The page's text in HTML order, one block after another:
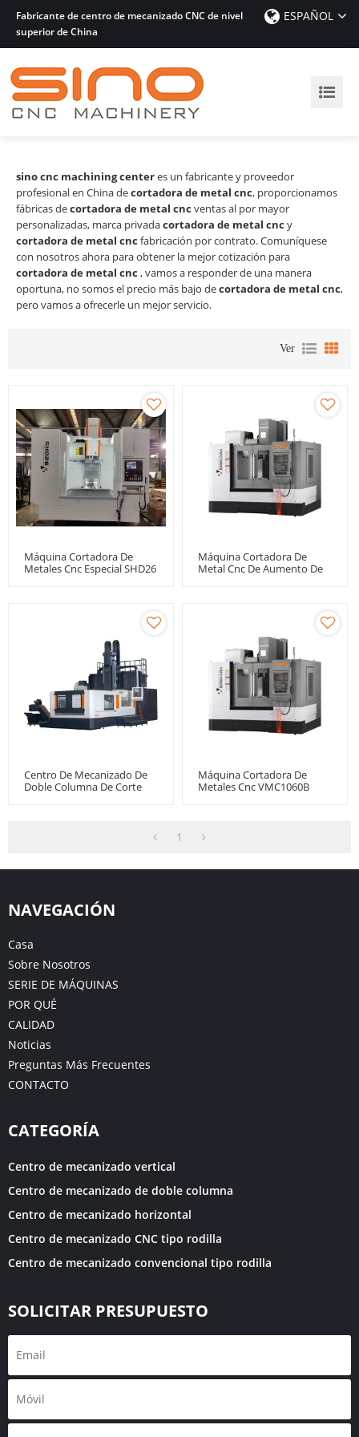
Fabricante de centro de mecanizado CNC de nivel
superior de China
ESPAÑOL
sino cnc machining centeres un fabricante y proveedor
profesional en China decortadora de metal cnc, proporcionamos
fábricas decortadora de metal cnc ventas al por mayor
personalizadas, marca privadacortadora de metal cnc y
cortadora de metal cnc fabricación por contrato. Comuníquese
con nosotros ahora para obtener la mejor cotización para
cortadora de metal cnc , vamos a responder de una manera
oportuna, no somos el precio más bajo decortadora de metal cnc,
pero vamos a ofrecerle un mejor servicio.
Ver
Máquina Cortadora De
Metales Cnc Especial SHD26
Máquina Cortadora De
Metal Cnc De Aumento De
Centro De Mecanizado De
Doble Columna De Corte
Máquina Cortadora De
Metales Cnc VMC1060B
1
NAVEGACIÓN
Casa
Sobre Nosotros
SERIE DE MÁQUINAS
POR QUÉ
CALIDAD
Noticias
Preguntas Más Frecuentes
CONTACTO
CATEGORÍA
Centro de mecanizado vertical
Centro de mecanizado de doble columna
Centro de mecanizado horizontal
Centro de mecanizado CNC tipo rodilla
Centro de mecanizado convencional tipo rodilla
SOLICITAR PRESUPUESTO